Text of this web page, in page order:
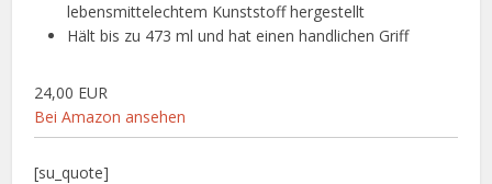
lebensmittelechtem Kunststoff hergestellt
Hält bis zu 473 ml und hat einen handlichen Griff
24,00 EUR
Bei Amazon ansehen
[su_quote]